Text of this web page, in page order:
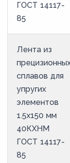
ГОСТ 14117-
85
Лента из
сплавов для
упругих
элементов
1.5x150 мм
40КХНМ
ГОСТ 14117-
85